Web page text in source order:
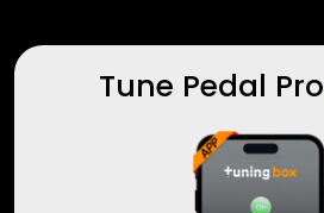
Tune Pedal Pro